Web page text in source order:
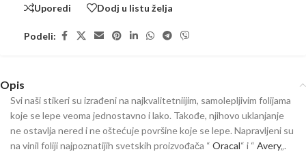
Uporedi Dodj u listu želja
Podeli:
Opis
Svi naši stikeri su izrađeni na najkvalitetniijim, samolepljivim folijama
koje se lepe veoma jednostavno i lako. Takođe, njihovo uklanjanje
ne ostavlja nered i ne oštećuje površine koje se lepe. Napravljeni su
na vinil foliji najpoznatijih svetskih proizvođača “ Oracal“ i “ Avery„.